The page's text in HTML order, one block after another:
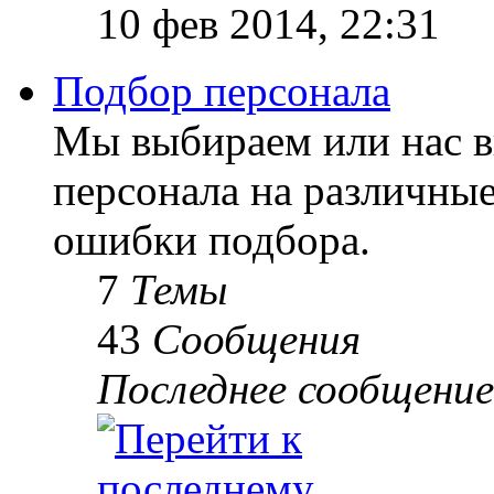
10 фев 2014, 22:31
Подбор персонала
Мы выбираем или нас
персонала на
ошибки подбора.
7 Темы
43 Сообщения
Последнее сообщение